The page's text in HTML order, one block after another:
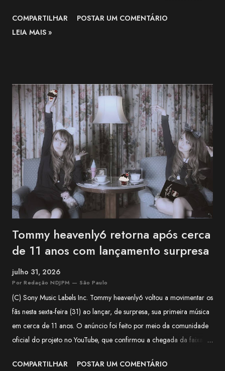
sua trajetória e lamentou a forma repentina como a notícia foi
comunicada. O funeral será realizado apenas com a presença de
Across the World. pic.twitter.com/3VWEpd2juI — 終末のダイヤモ
ンド (@LastDiamond2026) July 6, 2026 Nekozuki Mei era ex-
farmacêutica e construiu sua carreira como guitarrista, participando
como musicista de apoio em projetos da franquia BanG Dream! ,
série multimídia que reúne anime, jogos e bandas, além de atuar na
1MYB , banda oficial da franquia Kantai Collection (KanCo...
COMPARTILHAR
POSTAR UM COMENTÁRIO
LEIA MAIS »
Tommy heavenly6 retorna após cerca
de 11 anos com lançamento surpresa
julho 31, 2026
Por Redação NDJPM — São Paulo
(C) Sony Music Labels Inc. Tommy heavenly6 voltou a movimentar os
fãs nesta sexta-feira (31) ao lançar, de surpresa, sua primeira música
em cerca de 11 anos. O anúncio foi feito por meio da comunidade
oficial do projeto no YouTube, que confirmou a chegada da faixa às
para quem aguardava novidades da artista há mais de uma década.
COMPARTILHAR
POSTAR UM COMENTÁRIO